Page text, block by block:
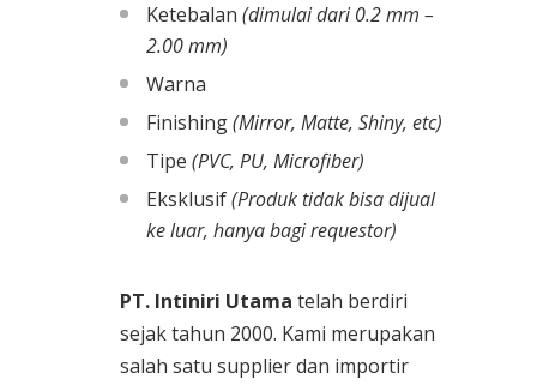
Ketebalan (dimulai dari 0.2 mm –
2.00 mm)
Warna
Finishing(Mirror, Matte, Shiny, etc)
Tipe (PVC, PU, Microfiber)
Eksklusif(Produk tidak bisa dijual
ke luar, hanya bagi requestor)
PT. Intiniri Utama telah berdiri
sejak tahun 2000. Kami merupakan
salah satu supplier dan importir